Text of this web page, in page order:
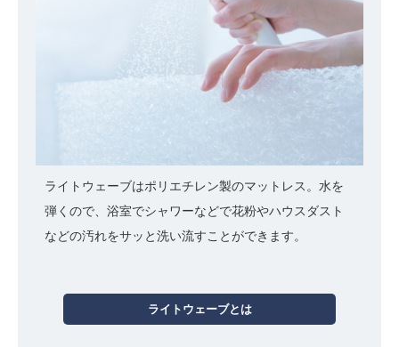
ライトウェーブはポリエチレン製のマットレス。水を
弾くので、浴室でシャワーなどで花粉やハウスダスト
などの汚れをサッと洗い流すことができます。
ライトウェーブとは